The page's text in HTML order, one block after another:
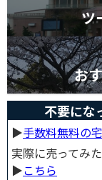
ツ
お
不要にな
▶︎手数料無料の
実際に売ってみ
▶︎こちら